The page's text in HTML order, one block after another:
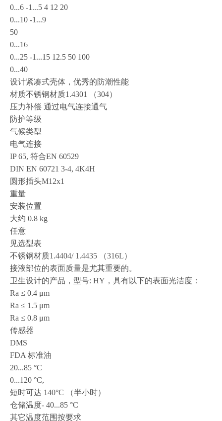
0...6 -1...5 4 12 20
0...10 -1...9
50
0...16
0...25 -1...15 12.5 50 100
0...40
设计紧凑式壳体，优秀的防潮性能
材质不锈钢材质1.4301 （304）
压力补偿 通过电气连接通气
防护等级
气候类型
电气连接
IP 65, 符合EN 60529
DIN EN 60721 3-4, 4K4H
圆形插头M12x1
重量
安装位置
大约 0.8 kg
任意
见选型表
不锈钢材质1.4404/ 1.4435 （316L）
接液部位的表面质量是尤其重要的。
卫生设计的产品，型号: HY，具有以下的表面光洁度：
Ra ≤ 0.4 μm
Ra ≤ 1.5 μm
Ra ≤ 0.8 μm
传感器
DMS
FDA 标准油
20...85 °C
0...120 °C,
短时可达 140°C （半小时）
仓储温度- 40...85 °C
其它温度范围按要求